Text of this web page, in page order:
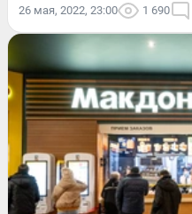
26 мая, 2022, 23:00 1 690